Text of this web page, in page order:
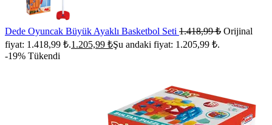
Dede Oyuncak Büyük Ayaklı Basketbol Seti 1.418,99₺ Orijinal
fiyat: 1.418,99 ₺.1.205,99 ₺Şu andaki fiyat: 1.205,99 ₺.
-19% Tükendi